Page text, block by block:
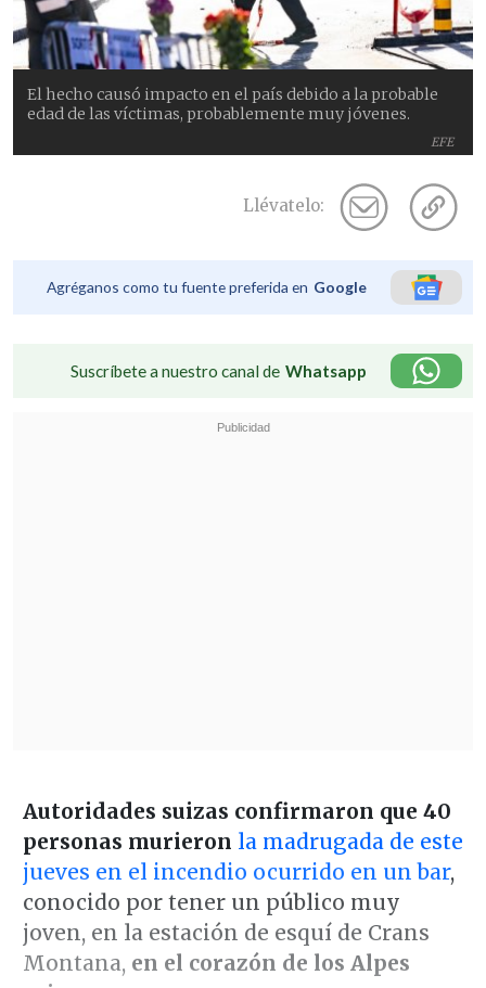
EFE
El hecho causó impacto en el país debido a la probable
edad de las víctimas, probablemente muy jóvenes.
Llévatelo:
Agréganos como tu fuente preferida en Google
Suscríbete a nuestro canal de Whatsapp
Autoridades suizas confirmaron que 40
personas murieron la madrugada de este
jueves en el incendio ocurrido en un bar,
conocido por tener un público muy
joven, en la estación de esquí de Crans
Montana, en el corazón de los Alpes